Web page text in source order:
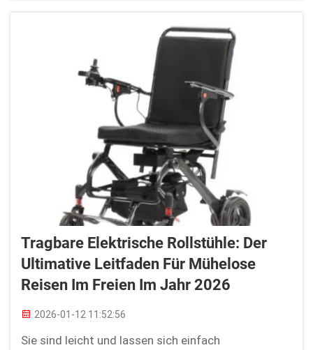
fahren, Besuche abstatten, ...
Tragbare Elektrische Rollstühle: Der
Ultimative Leitfaden Für Mühelose
Reisen Im Freien Im Jahr 2026
2026-01-12 11:52:56
Sie sind leicht und lassen sich einfach